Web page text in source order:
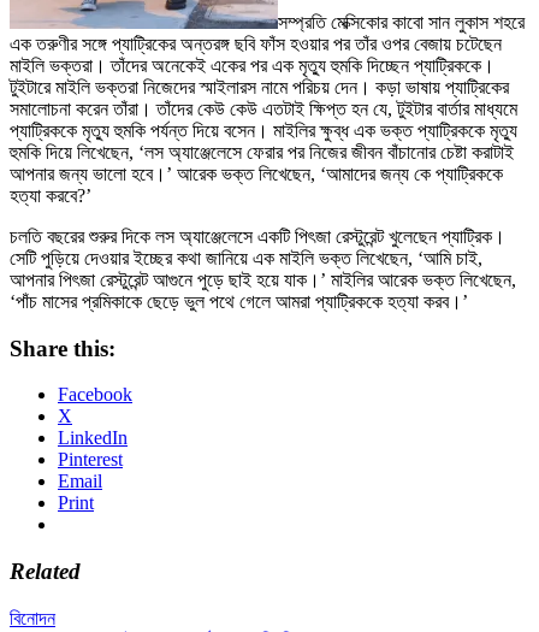
সম্প্রতি মেক্সিকোর কাবো সান লুকাস শহরে
এক তরুণীর সঙ্গে প্যাট্রিকের অন্তরঙ্গ ছবি ফাঁস হওয়ার পর তাঁর ওপর বেজায় চটেছেন
মাইলি ভক্তরা। তাঁদের অনেকেই একের পর এক মৃত্যু হুমকি দিচ্ছেন প্যাট্রিককে।
টুইটারে মাইলি ভক্তরা নিজেদের স্মাইলারস নামে পরিচয় দেন। কড়া ভাষায় প্যাট্রিকের
সমালোচনা করেন তাঁরা। তাঁদের কেউ কেউ এতটাই ক্ষিপ্ত হন যে, টুইটার বার্তার মাধ্যমে
প্যাট্রিককে মৃত্যু হুমকি পর্যন্ত দিয়ে বসেন। মাইলির ক্ষুব্ধ এক ভক্ত প্যাট্রিককে মৃত্যু
হুমকি দিয়ে লিখেছেন, ‘লস অ্যাঞ্জেলেসে ফেরার পর নিজের জীবন বাঁচানোর চেষ্টা করাটাই
আপনার জন্য ভালো হবে।’ আরেক ভক্ত লিখেছেন, ‘আমাদের জন্য কে প্যাট্রিককে
হত্যা করবে?’
চলতি বছরের শুরুর দিকে লস অ্যাঞ্জেলেসে একটি পিৎজা রেস্টুরেন্ট খুলেছেন প্যাট্রিক।
সেটি পুড়িয়ে দেওয়ার ইচ্ছের কথা জানিয়ে এক মাইলি ভক্ত লিখেছেন, ‘আমি চাই,
আপনার পিৎজা রেস্টুরেন্ট আগুনে পুড়ে ছাই হয়ে যাক।’ মাইলির আরেক ভক্ত লিখেছেন,
‘পাঁচ মাসের প্রমিকাকে ছেড়ে ভুল পথে গেলে আমরা প্যাট্রিককে হত্যা করব।’
Share this:
Facebook
X
LinkedIn
Pinterest
Email
Print
Related
বিনোদন